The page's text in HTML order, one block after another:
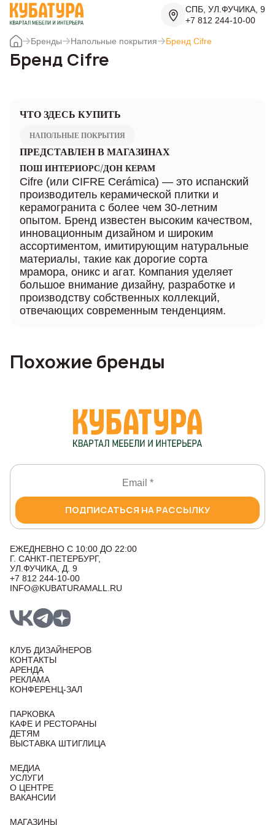
СПБ, УЛ.ФУЧИКА, 9
+7 812 244-10-00
Бренды Напольные покрытия Бренд Cifre
Бренд Cifre
ЧТО ЗДЕСЬ КУПИТЬ
НАПОЛЬНЫЕ ПОКРЫТИЯ
ПРЕДСТАВЛЕН В МАГАЗИНАХ
ПОШ ИНТЕРИОРС/ДОН КЕРАМ
Cifre (или CIFRE Cerámica) — это испанский
производитель керамической плитки и
керамогранита с более чем 30-летним
опытом. Бренд известен высоким качеством,
инновационным дизайном и широким
ассортиментом, имитирующим натуральные
материалы, такие как дорогие сорта
мрамора, оникс и агат. Компания уделяет
большое внимание дизайну, разработке и
производству собственных коллекций,
отвечающих современным тенденциям.
Похожие бренды
ПОДПИСАТЬСЯ НА РАССЫЛКУ
ЕЖЕДНЕВНО С 10:00 ДО 22:00
Г. САНКТ-ПЕТЕРБУРГ,
УЛ.ФУЧИКА, Д. 9
+7 812 244-10-00
INFO@KUBATURAMALL.RU
КЛУБ ДИЗАЙНЕРОВ
КОНТАКТЫ
АРЕНДА
РЕКЛАМА
КОНФЕРЕНЦ-ЗАЛ
ПАРКОВКА
КАФЕ И РЕСТОРАНЫ
ДЕТЯМ
ВЫСТАВКА ШТИГЛИЦА
МЕДИА
УСЛУГИ
О ЦЕНТРЕ
ВАКАНСИИ
МАГАЗИНЫ